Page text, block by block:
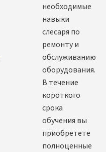
необходимые
навыки
слесаря по
ремонту и
обслуживанию
оборудования.
В течение
короткого
срока
обучения вы
приобретете
полноценные